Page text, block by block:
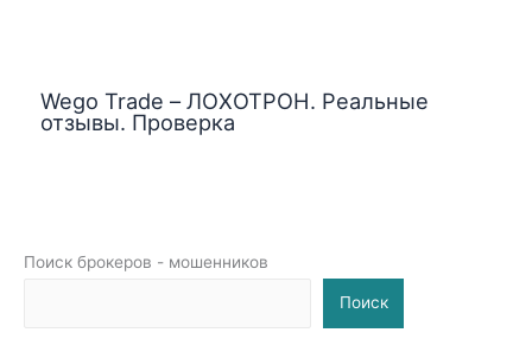
Поиск брокеров - мошенников
Поиск
Wego Trade – ЛОХОТРОН. Реальные
отзывы. Проверка